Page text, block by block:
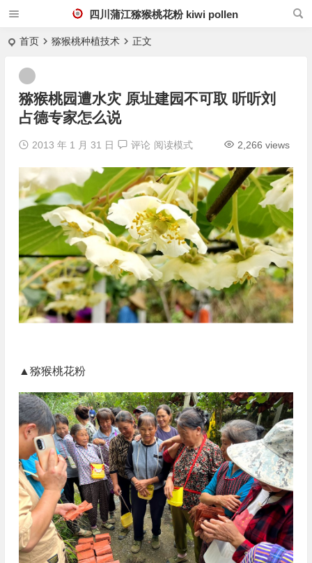
四川蒲江猕猴桃花粉 kiwi pollen
首页 猕猴桃种植技术 正文
猕猴桃园遭水灾 原址建园不可取 听听刘
占德专家怎么说
2013 年 1 月 31 日 评论 2,266 views
阅读模式
▲猕猴桃花粉